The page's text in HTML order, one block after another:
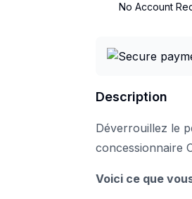
No Account
Description
Déverrouillez le
concessionnaire
Voici ce que